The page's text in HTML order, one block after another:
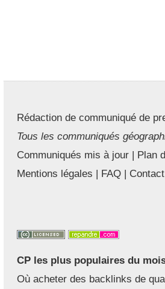
Rédaction de communiqué de
Tous les communiqués
Communiqués mis à jour | Plan
Mentions légales | FAQ | Contact
CP les plus populaires du
Où acheter des backlinks de